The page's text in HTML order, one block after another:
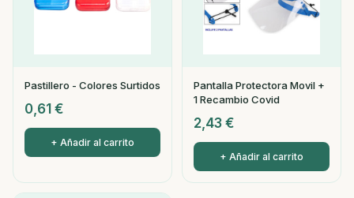
Pastillero - Colores Surtidos
0,61 €
+ Añadir al carrito
Pantalla Protectora Movil +
1 Recambio Covid
2,43 €
+ Añadir al carrito